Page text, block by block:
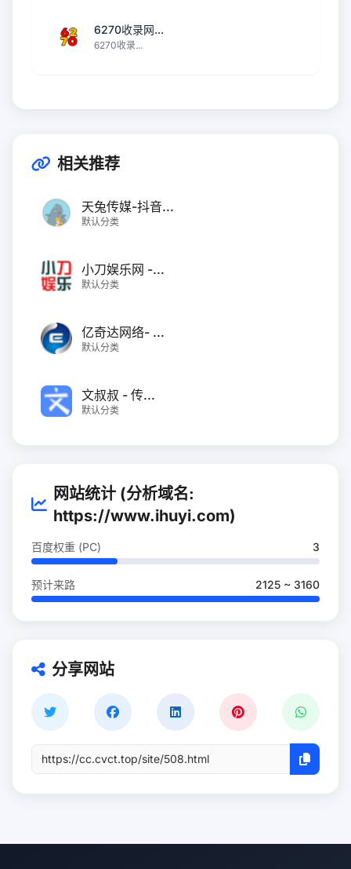
6270收录网...
6270收录...
相关推荐
天兔传媒-抖音...
默认分类
小刀娱乐网 -...
默认分类
亿奇达网络- ...
默认分类
文叔叔 - 传...
默认分类
网站统计 (分析域名:
https://www.ihuyi.com)
百度权重 (PC) 3
预计来路 2125 ~ 3160
分享网站